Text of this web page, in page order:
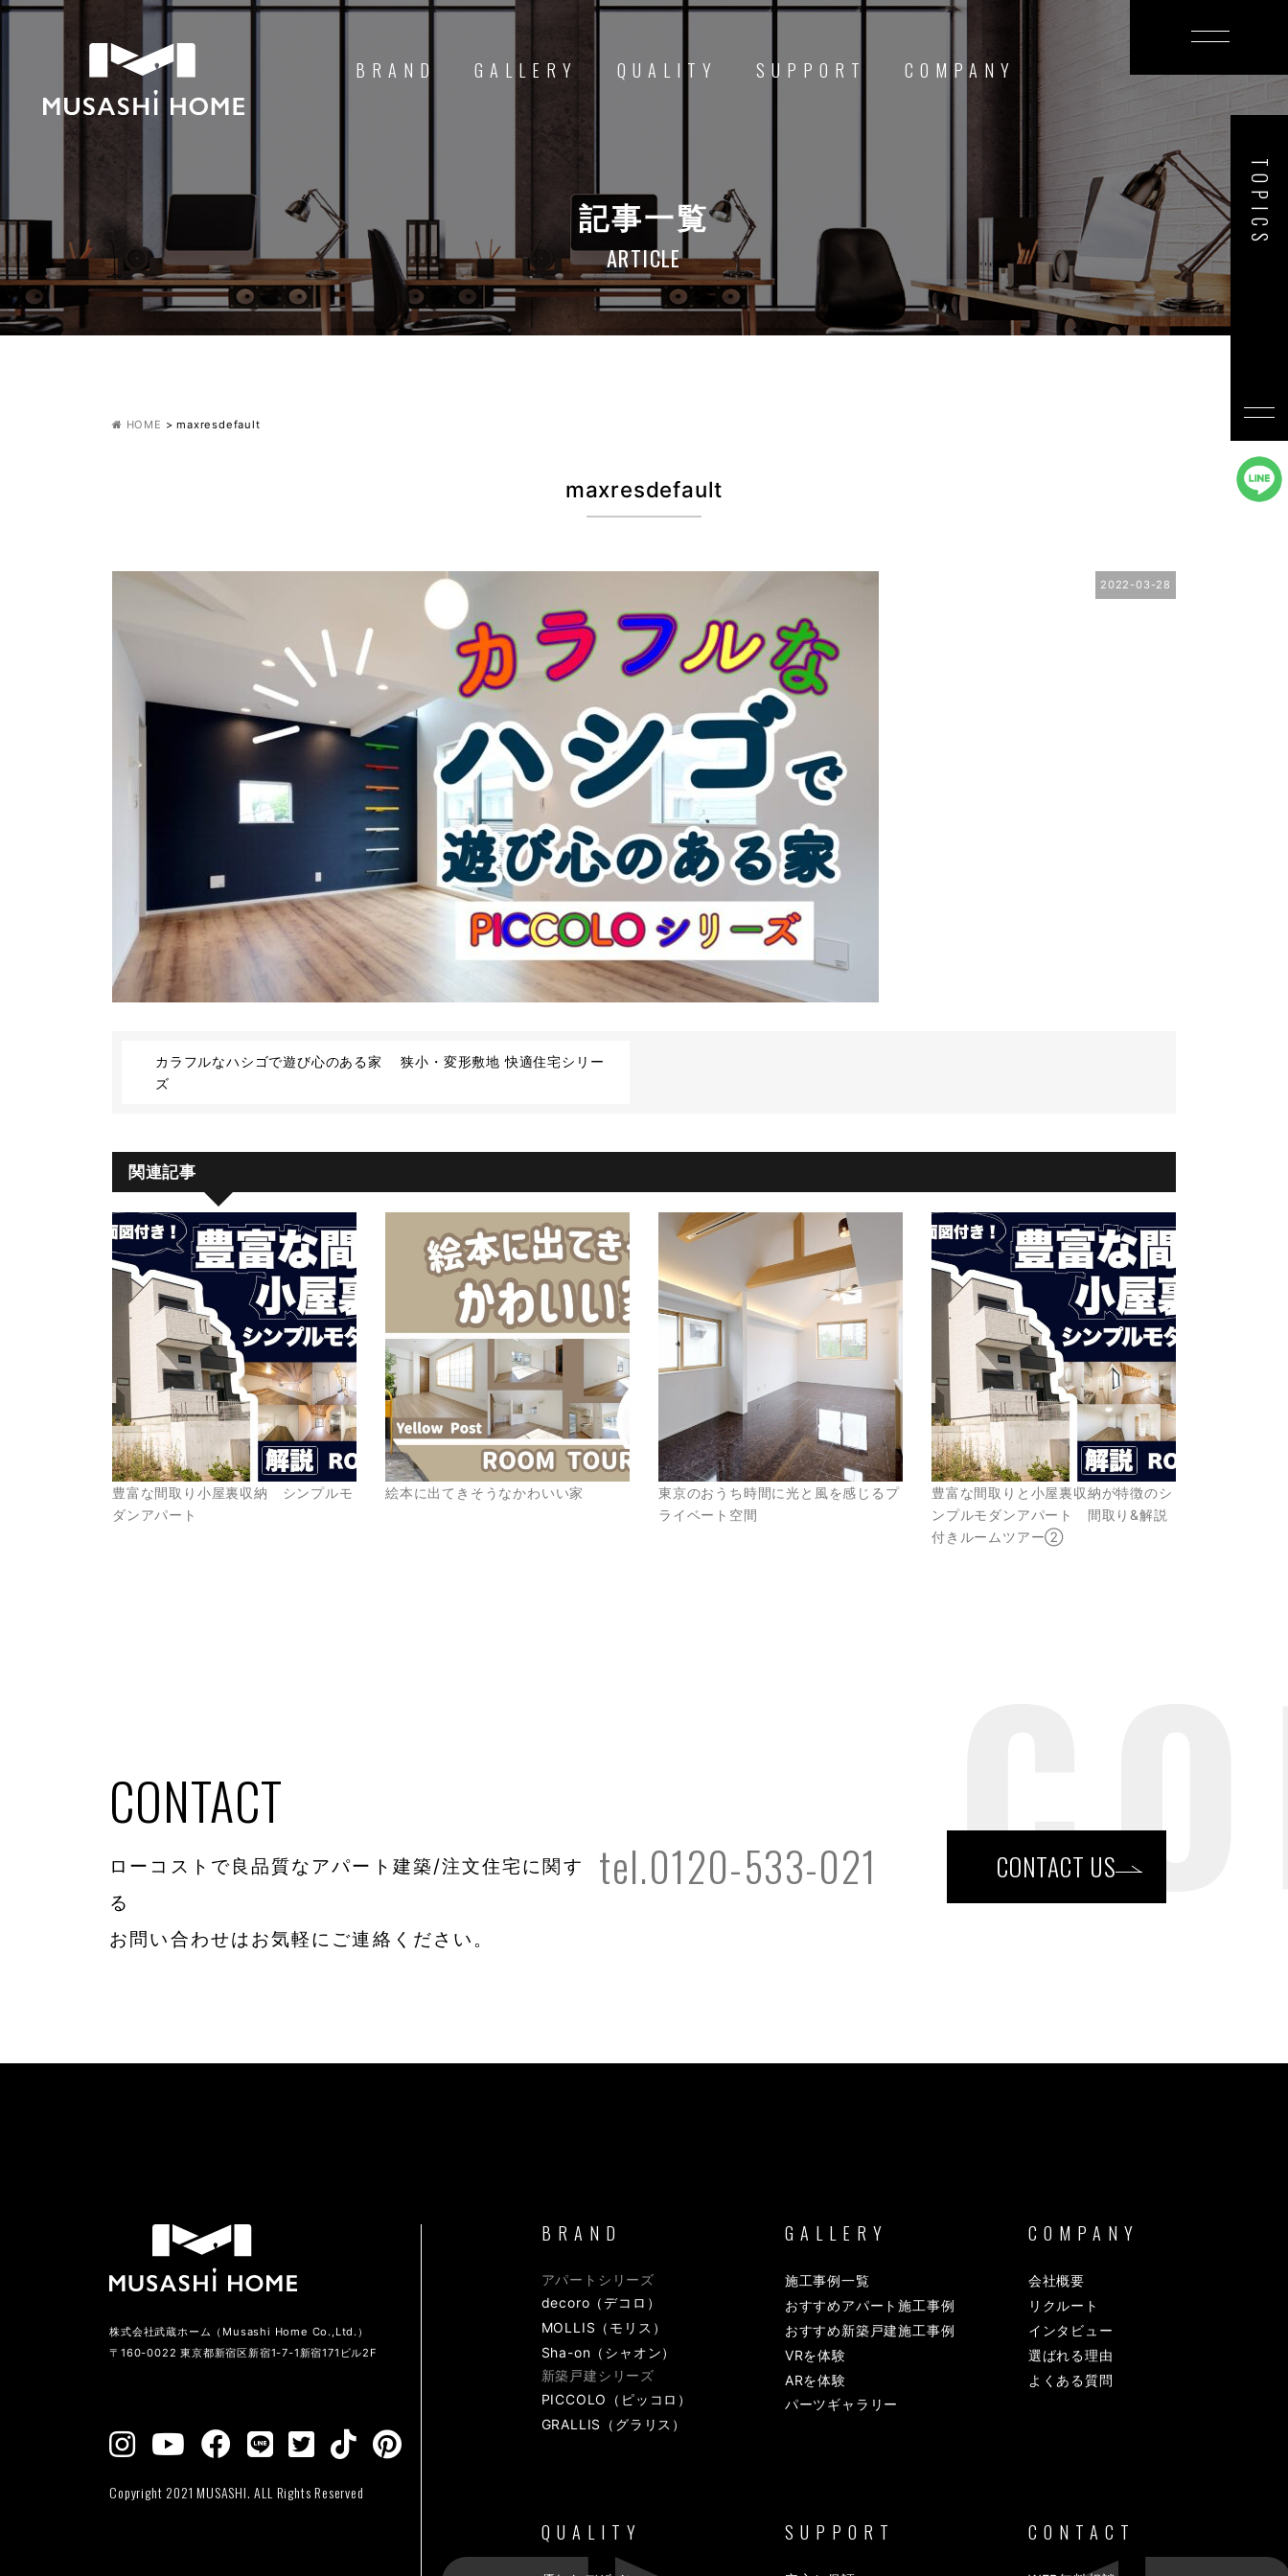
BRAND GALLERY QUALITY SUPPORT COMPANY
記事一覧
ARTICLE
HOME >maxresdefault
maxresdefault
2022-03-28
カラフルなハシゴで遊び心のある家 狭小・変形敷地 快適住宅シリー
ズ
関連記事
豊富な間取り小屋裏収納 シンプルモ
ダンアパート
絵本に出てきそうなかわいい家
東京のおうち時間に光と風を感じるプ
ライベート空間
豊富な間取りと小屋裏収納が特徴のシ
ンプルモダンアパート 間取り&解説
付きルームツアー②
TOPICS
CONTACT
ローコストで良品質なアパート建築/注文住宅に関す
る
お問い合わせはお気軽にご連絡ください。
tel.0120-533-021 CONTACT US
株式会社武蔵ホーム（Musashi Home Co.,Ltd.）
〒160-0022 東京都新宿区新宿1-7-1新宿171ビル2F
Copyright 2021 MUSASHI. ALL Rights Reserved
BRAND
アパートシリーズ
decoro（デコロ）
MOLLIS（モリス）
Sha-on（シャオン）
新築戸建シリーズ
PICCOLO（ピッコロ）
GRALLIS（グラリス）
GALLERY
施工事例一覧
おすすめアパート施工事例
おすすめ新築戸建施工事例
VRを体験
ARを体験
パーツギャラリー
COMPANY
会社概要
リクルート
インタビュー
選ばれる理由
よくある質問
QUALITY SUPPORT CONTACT